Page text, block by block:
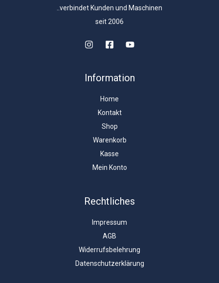
..verbindet Kunden und Maschinen
seit 2006
Information
Home
Kontakt
Shop
Warenkorb
Kasse
Mein Konto
Rechtliches
Impressum
AGB
Widerrufsbelehrung
Datenschutzerklärung